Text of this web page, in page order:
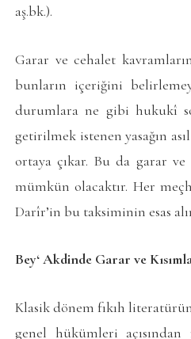
aş.bk.).
Garar ve cehalet
bunların içeriğini
durumlara ne gibi hukukî
getirilmek istenen yasağın
ortaya çıkar. Bu da garar
mümkün olacaktır. Her
Darîr’in bu taksiminin esas
Bey‘ Akdinde Garar ve
Klasik dönem fıkıh
genel hükümleri